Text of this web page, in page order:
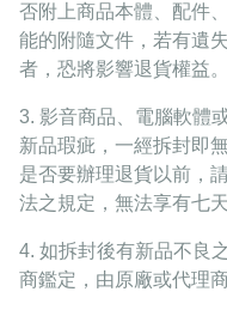
否附上商品本體、配件
能的附隨文件，若有遺
者，恐將影響退貨權益。
3. 影音商品、電腦軟體
新品瑕疵，一經拆封即
是否要辦理退貨以前，
法之規定，無法享有七
4. 如拆封後有新品不良
商鑑定，由原廠或代理